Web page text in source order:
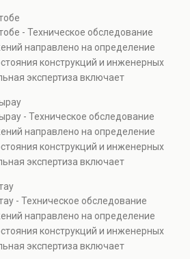
эксплуатационной безопасности.
при покупке недвижимости,
и реконструкции объектов, а
разбирательствах и технических
- Техническое обследование
направлено на определение
конструкций и инженерных
экспертиза включает
эксплуатационной безопасности.
при покупке недвижимости,
и реконструкции объектов, а
разбирательствах и технических
- Техническое обследование
направлено на определение
конструкций и инженерных
экспертиза включает
эксплуатационной безопасности.
при покупке недвижимости,
и реконструкции объектов, а
разбирательствах и технических
- Техническое обследование
направлено на определение
конструкций и инженерных
экспертиза включает